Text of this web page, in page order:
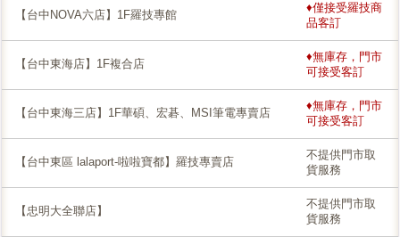
【台中NOVA六店】1F羅技專館
♦僅接受羅技商
品客訂
【台中東海店】1F複合店
♦無庫存，門市
可接受客訂
【台中東海三店】1F華碩、宏碁、MSI筆電專賣店
♦無庫存，門市
可接受客訂
【台中東區 lalaport-啦啦寶都】羅技專賣店
不提供門市取
貨服務
【忠明大全聯店】
不提供門市取
貨服務